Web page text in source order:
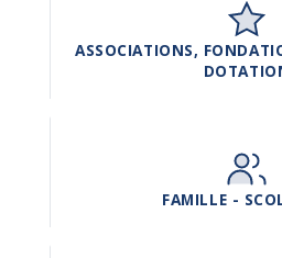
ASSOCIATIONS,
FAMILLE -